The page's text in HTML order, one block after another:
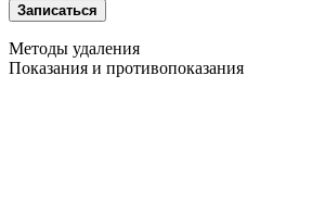
Записаться
Методы удаления
Показания и противопоказания